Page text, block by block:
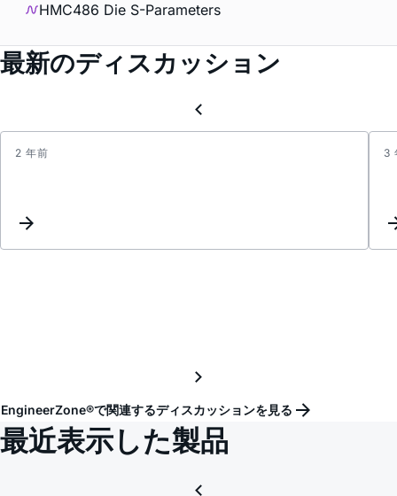
HMC486 Die S-Parameters
最新のディスカッション
2 年前 3
EngineerZone®で関連するディスカッションを見る
最近表示した製品